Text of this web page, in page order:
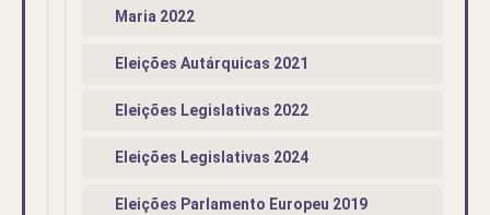
Maria 2022
Eleições Autárquicas 2021
Eleições Legislativas 2022
Eleições Legislativas 2024
Eleições Parlamento Europeu 2019